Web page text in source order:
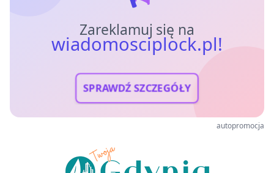
Zareklamuj się na
wiadomosciplock.pl!
SPRAWDŹ SZCZEGÓŁY
autopromocja